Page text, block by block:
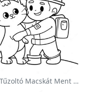
Bátor Tűzoltó Macskát Ment Színezőlap